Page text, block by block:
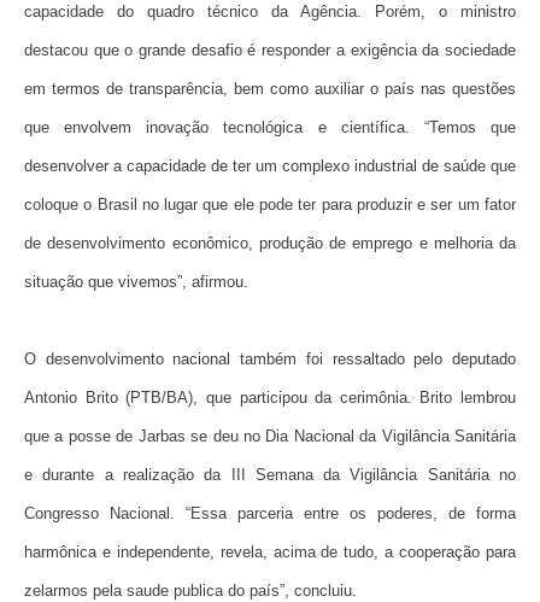
capacidade do quadro técnico da Agência. Porém, o ministro
destacou que o grande desafio é responder a exigência da sociedade
em termos de transparência, bem como auxiliar o país nas questões
que envolvem inovação tecnológica e científica. “Temos que
desenvolver a capacidade de ter um complexo industrial de saúde que
coloque o Brasil no lugar que ele pode ter para produzir e ser um fator
de desenvolvimento econômico, produção de emprego e melhoria da
situação que vivemos”, afirmou.
O desenvolvimento nacional também foi ressaltado pelo deputado
Antonio Brito (PTB/BA), que participou da cerimônia. Brito lembrou
que a posse de Jarbas se deu no Dia Nacional da Vigilância Sanitária
e durante a realização da III Semana da Vigilância Sanitária no
Congresso Nacional. “Essa parceria entre os poderes, de forma
harmônica e independente, revela, acima de tudo, a cooperação para
zelarmos pela saude publica do país”, concluiu.